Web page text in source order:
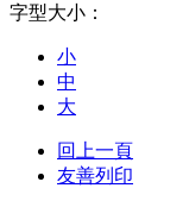
字型大小：
小
中
大
回上一頁
友善列印